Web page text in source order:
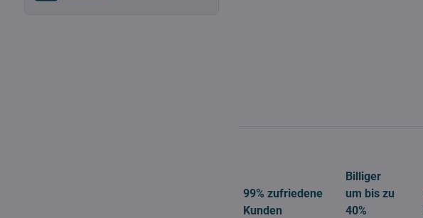
99% zufriedene
Kunden
Billiger
um bis zu
40%